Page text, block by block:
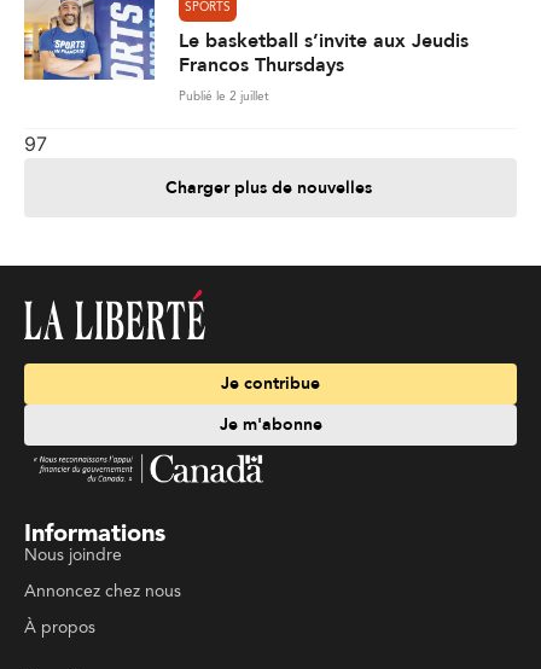
SPORTS
Le basketball s’invite aux Jeudis
Francos Thursdays
Publié le 2 juillet
97
Charger plus de nouvelles
Je contribue
Je m'abonne
Informations
Nous joindre
Annoncez chez nous
À propos